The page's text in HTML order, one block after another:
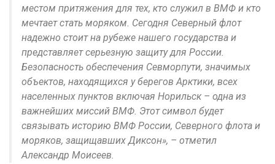
местом притяжения для тех, кто служил в ВМФ и кто
мечтает стать моряком. Сегодня Северный флот
надежно стоит на рубеже нашего государства и
представляет серьезную защиту для России.
Безопасность обеспечения Севморпути, значимых
объектов, находящихся у берегов Арктики, всех
населенных пунктов включая Норильск – одна из
важнейших миссий ВМФ. Этот символ будет
связывать историю ВМФ России, Северного флота и
моряков, защищавших Диксон», – отметил
Александр Моисеев.